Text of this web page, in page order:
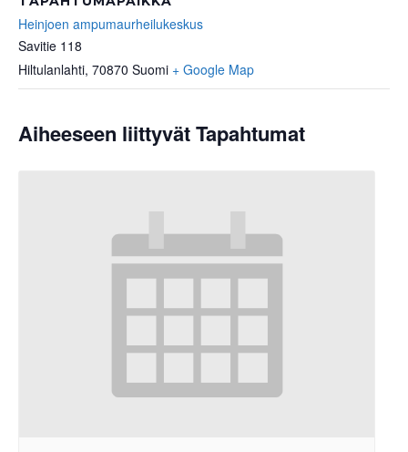
Heinjoen ampumaurheilukeskus
Savitie 118
Hiltulanlahti, 70870 Suomi + Google Map
Aiheeseen liittyvät Tapahtumat